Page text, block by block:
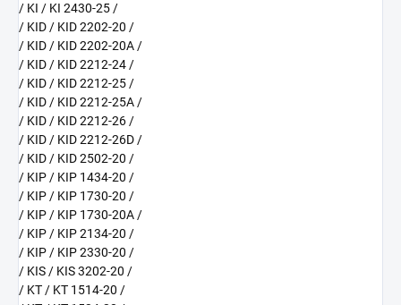
/ KI / KI 2430-25 /
/ KID / KID 2202-20 /
/ KID / KID 2202-20A /
/ KID / KID 2212-24 /
/ KID / KID 2212-25 /
/ KID / KID 2212-25A /
/ KID / KID 2212-26 /
/ KID / KID 2212-26D /
/ KID / KID 2502-20 /
/ KIP / KIP 1434-20 /
/ KIP / KIP 1730-20 /
/ KIP / KIP 1730-20A /
/ KIP / KIP 2134-20 /
/ KIP / KIP 2330-20 /
/ KIS / KIS 3202-20 /
/ KT / KT 1514-20 /